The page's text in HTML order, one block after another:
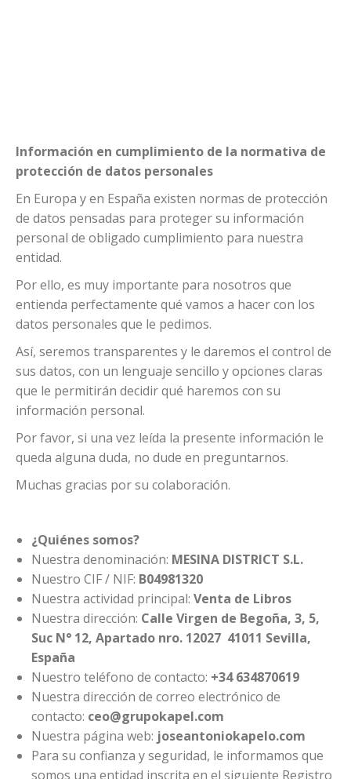
Información en cumplimiento de la normativa de
protección de datos personales
En Europa y en España existen normas de protección
de datos pensadas para proteger su información
personal de obligado cumplimiento para nuestra
entidad.
Por ello, es muy importante para nosotros que
entienda perfectamente qué vamos a hacer con los
datos personales que le pedimos.
Así, seremos transparentes y le daremos el control de
sus datos, con un lenguaje sencillo y opciones claras
que le permitirán decidir qué haremos con su
información personal.
Por favor, si una vez leída la presente información le
queda alguna duda, no dude en preguntarnos.
Muchas gracias por su colaboración.
¿Quiénes somos?
Nuestra denominación: MESINA DISTRICT S.L.
Nuestro CIF / NIF: B04981320
Nuestra actividad principal: Venta de Libros
Nuestra dirección: Calle Virgen de Begoña, 3, 5,
Suc N° 12, Apartado nro. 12027 41011 Sevilla,
España
Nuestro teléfono de contacto: +34 634870619
Nuestra dirección de correo electrónico de
contacto: ceo@grupokapel.com
Nuestra página web: joseantoniokapelo.com
Para su confianza y seguridad, le informamos que
somos una entidad inscrita en el siguiente Registro